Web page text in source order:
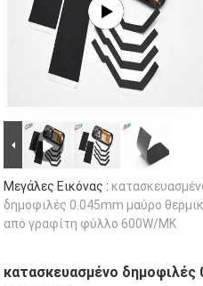
Μεγάλες Εικόνας :
δημοφιλές 0.045mm μαύρο
από γραφίτη φύλλο 600W/MK
κατασκευασμένο δημοφιλές